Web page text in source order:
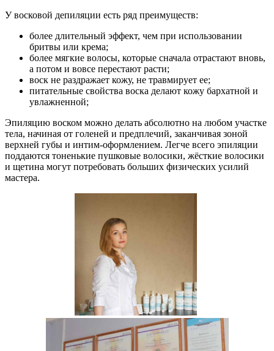
У восковой депиляции есть ряд преимуществ:
более длительный эффект, чем при использовании
бритвы или крема;
более мягкие волосы, которые сначала отрастают вновь,
а потом и вовсе перестают расти;
воск не раздражает кожу, не травмирует ее;
питательные свойства воска делают кожу бархатной и
увлажненной;
Эпиляцию воском можно делать абсолютно на любом участке
тела, начиная от голеней и предплечий, заканчивая зоной
верхней губы и интим-оформлением. Легче всего эпиляции
поддаются тоненькие пушковые волосики, жёсткие волосики
и щетина могут потребовать больших физических усилий
мастера.